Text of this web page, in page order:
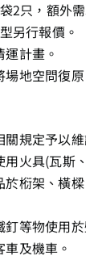
2只，額外需求
另行報價。
計畫。
地空問復原。
關規定予以維護。
火具(瓦斯、
椼架、橫樑、
等物使用於壁
及機車。